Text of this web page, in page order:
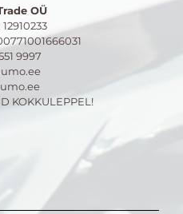
OÜ
9997
KOKKULEPPEL!